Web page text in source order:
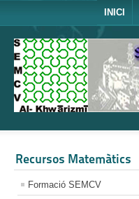
INICI
Recursos Matemàtics
Formació SEMCV